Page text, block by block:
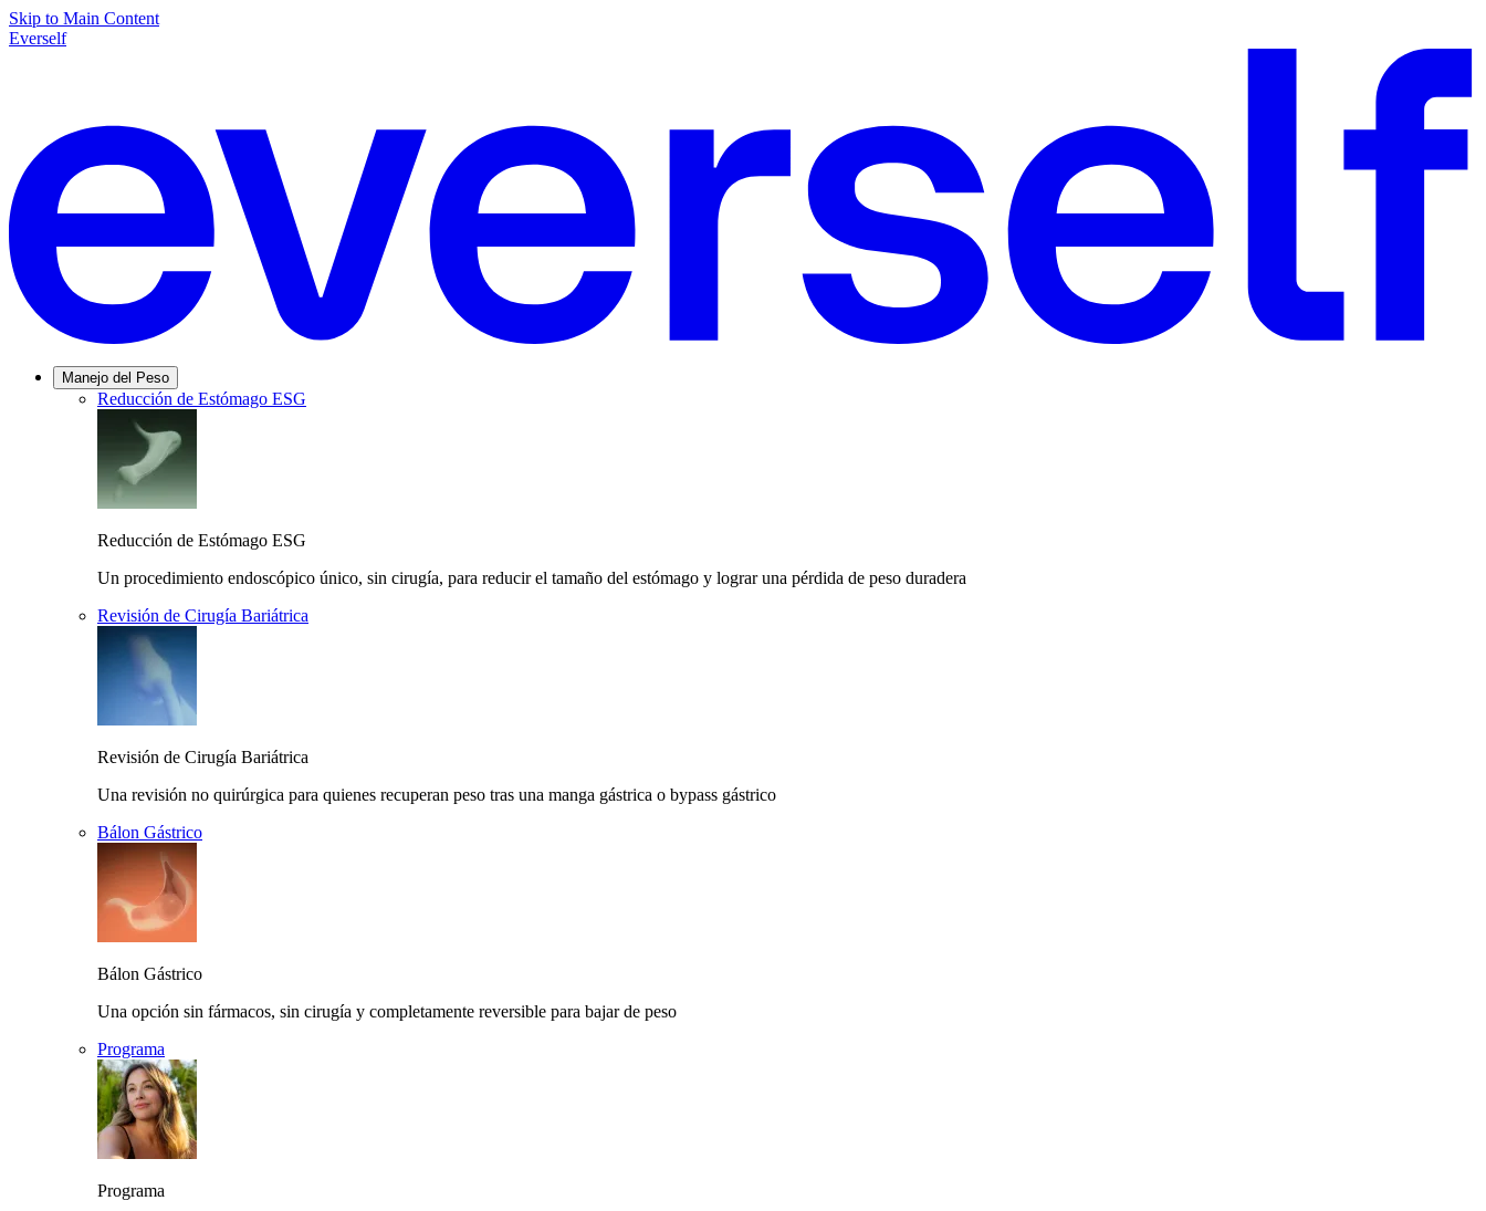
Skip to Main Content
Everself
Manejo del Peso
Reducción de Estómago ESG
Reducción de Estómago ESG
Un procedimiento endoscópico único, sin cirugía, para reducir el tamaño del estómago y lograr una pérdida de peso duradera
Revisión de Cirugía Bariátrica
Revisión de Cirugía Bariátrica
Una revisión no quirúrgica para quienes recuperan peso tras una manga gástrica o bypass gástrico
Bálon Gástrico
Bálon Gástrico
Una opción sin fármacos, sin cirugía y completamente reversible para bajar de peso
Programa
Programa